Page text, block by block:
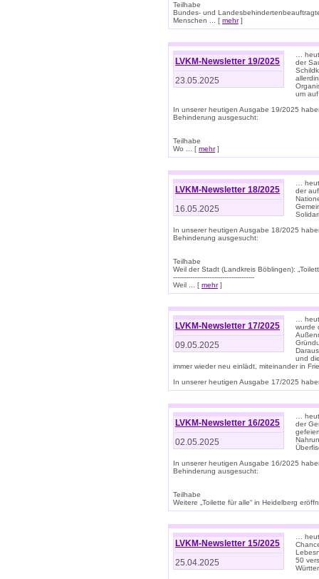
Teilhabe
Bundes- und
Menschen ... [ mehr]
LVKM-Newsletter 19/2025
23.05.2025
…
der
um
In unserer heutigen Ausgabe 19/2025
Behinderung ausgesucht:
Teilhabe
Wo ... [ mehr]
LVKM-Newsletter 18/2025
16.05.2025
…
der
In unserer heutigen Ausgabe 18/2025
Behinderung ausgesucht:
Teilhabe
Weil der Stadt (Landkreis Böblingen):
--------------------------------------
Weil ... [ mehr]
LVKM-Newsletter 17/2025
09.05.2025
…
wurde
und
immer wieder neu einlädt, miteinander in
In unserer heutigen Ausgabe 17/2025
LVKM-Newsletter 16/2025
02.05.2025
…
der
In unserer heutigen Ausgabe 16/2025
Behinderung ausgesucht:
Teilhabe
Weitere „Toilette für alle“ in Heidelberg
LVKM-Newsletter 15/2025
25.04.2025
…
50